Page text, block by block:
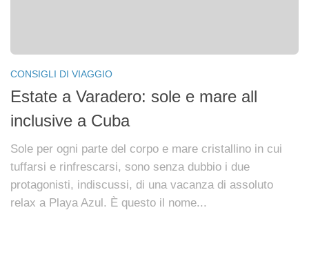
CONSIGLI DI VIAGGIO
Estate a Varadero: sole e mare all
inclusive a Cuba
Sole per ogni parte del corpo e mare cristallino in cui
tuffarsi e rinfrescarsi, sono senza dubbio i due
protagonisti, indiscussi, di una vacanza di assoluto
relax a Playa Azul. È questo il nome...